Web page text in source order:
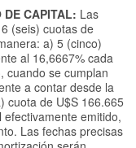
DE CAPITAL: Las
(seis) cuotas de
a) 5 (cinco)
al 16,6667% cada
cuando se cumplan
a contar desde la
cuota de U$S 166.665
emitido,
Las fechas precisas